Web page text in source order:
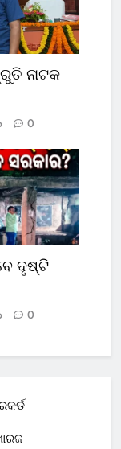
ନାଟକ
0
ଦୃଷ୍ଟି
0